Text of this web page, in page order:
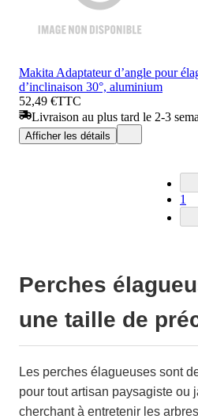
Makita Adaptateur d’angle pour
d’inclinaison 30°, aluminium
52,49 €TTC
Livraison au plus tard le 2-3
Afficher les détails
1
Perches
une taille de
Les perches élagueuses sont
pour tout artisan paysagiste ou
cherchant à entretenir les